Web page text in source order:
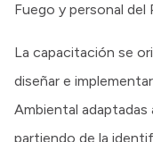
Fuego y personal del
La capacitación se
diseñar e
Ambiental adaptadas
partiendo de la